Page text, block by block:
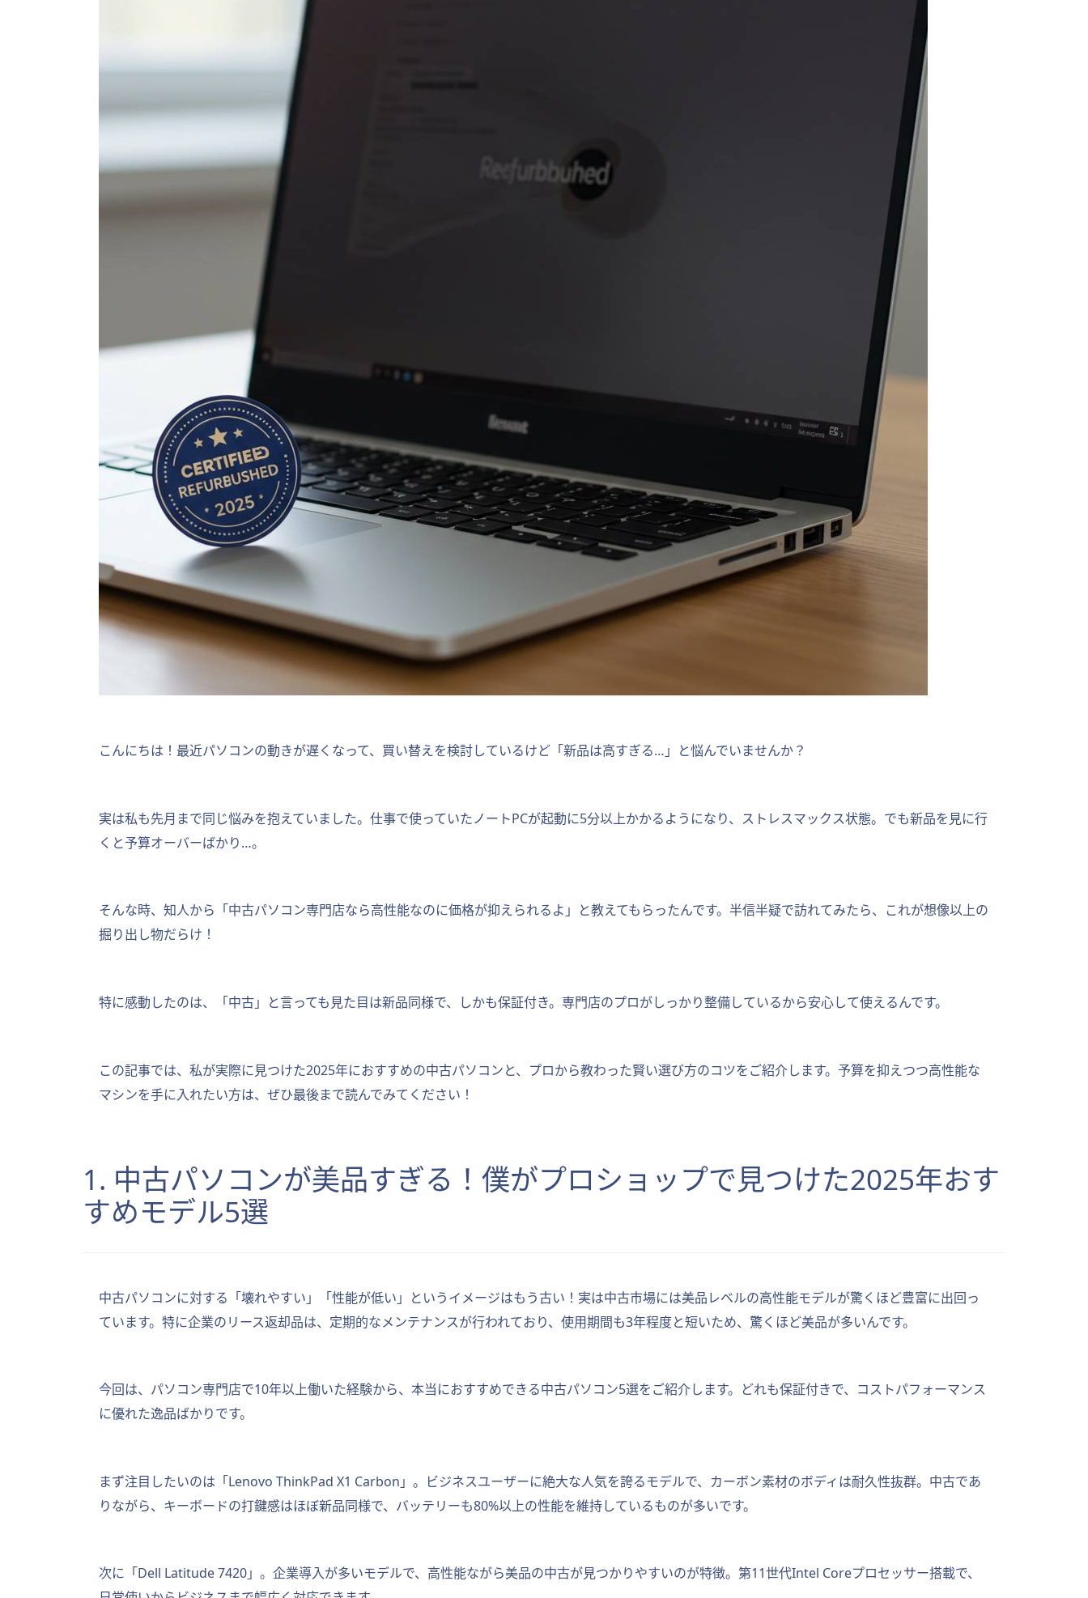
こんにちは！最近パソコンの動きが遅くなって、買い替えを検討しているけど「新品は高すぎる…」と悩んでいませんか？
実は私も先月まで同じ悩みを抱えていました。仕事で使っていたノートPCが起動に5分以上かかるようになり、ストレスマックス状態。でも新品を見に行
くと予算オーバーばかり…。
そんな時、知人から「中古パソコン専門店なら高性能なのに価格が抑えられるよ」と教えてもらったんです。半信半疑で訪れてみたら、これが想像以上の
掘り出し物だらけ！
特に感動したのは、「中古」と言っても見た目は新品同様で、しかも保証付き。専門店のプロがしっかり整備しているから安心して使えるんです。
この記事では、私が実際に見つけた2025年におすすめの中古パソコンと、プロから教わった賢い選び方のコツをご紹介します。予算を抑えつつ高性能な
マシンを手に入れたい方は、ぜひ最後まで読んでみてください！
1. 中古パソコンが美品すぎる！僕がプロショップで見つけた2025年おす
すめモデル5選
中古パソコンに対する「壊れやすい」「性能が低い」というイメージはもう古い！実は中古市場には美品レベルの高性能モデルが驚くほど豊富に出回っ
ています。特に企業のリース返却品は、定期的なメンテナンスが行われており、使用期間も3年程度と短いため、驚くほど美品が多いんです。
今回は、パソコン専門店で10年以上働いた経験から、本当におすすめできる中古パソコン5選をご紹介します。どれも保証付きで、コストパフォーマンス
に優れた逸品ばかりです。
まず注目したいのは「Lenovo ThinkPad X1 Carbon」。ビジネスユーザーに絶大な人気を誇るモデルで、カーボン素材のボディは耐久性抜群。中古であ
りながら、キーボードの打鍵感はほぼ新品同様で、バッテリーも80%以上の性能を維持しているものが多いです。
次に「Dell Latitude 7420」。企業導入が多いモデルで、高性能ながら美品の中古が見つかりやすいのが特徴。第11世代Intel Coreプロセッサー搭載で、